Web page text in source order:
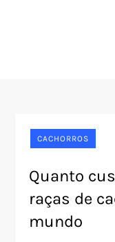
CACHORROS
Quanto
raças de
mundo